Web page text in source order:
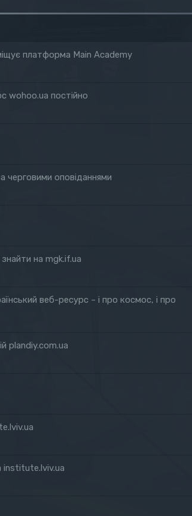
платформа Main Academy
wohoo.ua постійно
черговими оповіданнями
на mgk.if.ua
веб-ресурс – і про космос, і про
plandiy.com.ua
institute.lviv.ua